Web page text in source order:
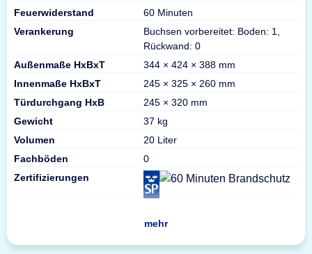
Feuerwiderstand
60 Minuten
Verankerung
Buchsen vorbereitet: Boden: 1,
Rückwand: 0
Außenmaße HxBxT
344 × 424 × 388 mm
Innenmaße HxBxT
245 × 325 × 260 mm
Türdurchgang HxB
245 × 320 mm
Gewicht
37 kg
Volumen
20 Liter
Fachböden
0
Zertifizierungen
mehr